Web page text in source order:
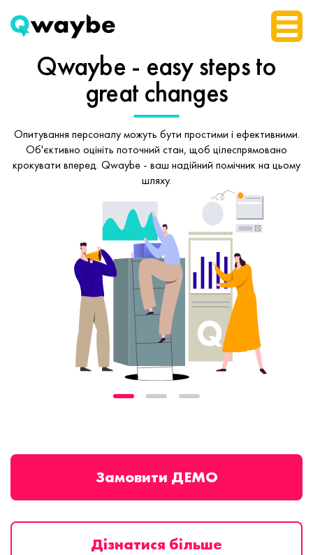
Qwaybe - easy stepsto
great changes
Опитування персоналу можуть бути простими і ефективними.
Об'єктивно оцініть поточний стан, щоб цілеспрямовано
крокувати вперед. Qwaybe - ваш надійний помічник на цьому
шляху.
Замовити ДЕМО
Дізнатися більше